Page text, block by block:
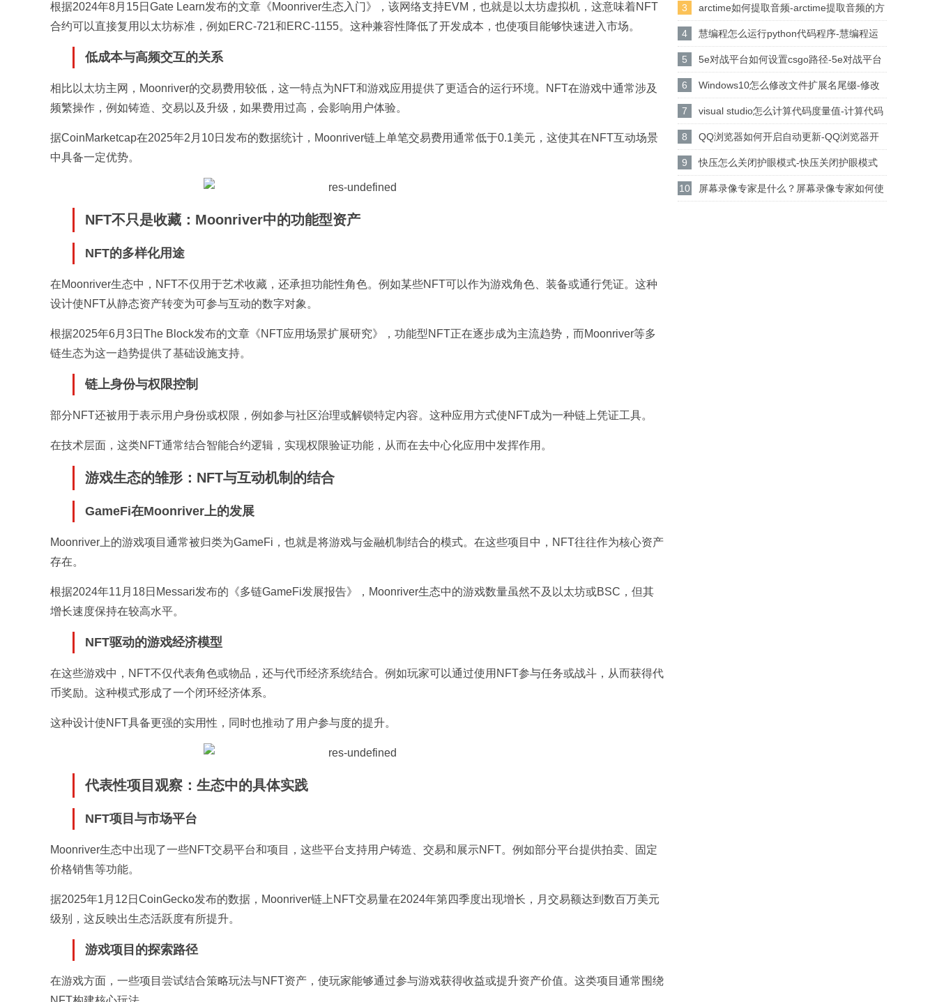
根据2024年8月15日Gate Learn发布的文章《Moonriver生态入门》，该网络支持EVM，也就是以太坊虚拟机，这意味着NFT
合约可以直接复用以太坊标准，例如ERC-721和ERC-1155。这种兼容性降低了开发成本，也使项目能够快速进入市场。
低成本与高频交互的关系
相比以太坊主网，Moonriver的交易费用较低，这一特点为NFT和游戏应用提供了更适合的运行环境。NFT在游戏中通常涉及
频繁操作，例如铸造、交易以及升级，如果费用过高，会影响用户体验。
据CoinMarketcap在2025年2月10日发布的数据统计，Moonriver链上单笔交易费用通常低于0.1美元，这使其在NFT互动场景
中具备一定优势。
NFT不只是收藏：Moonriver中的功能型资产
NFT的多样化用途
在Moonriver生态中，NFT不仅用于艺术收藏，还承担功能性角色。例如某些NFT可以作为游戏角色、装备或通行凭证。这种
设计使NFT从静态资产转变为可参与互动的数字对象。
根据2025年6月3日The Block发布的文章《NFT应用场景扩展研究》，功能型NFT正在逐步成为主流趋势，而Moonriver等多
链生态为这一趋势提供了基础设施支持。
链上身份与权限控制
部分NFT还被用于表示用户身份或权限，例如参与社区治理或解锁特定内容。这种应用方式使NFT成为一种链上凭证工具。
在技术层面，这类NFT通常结合智能合约逻辑，实现权限验证功能，从而在去中心化应用中发挥作用。
游戏生态的雏形：NFT与互动机制的结合
GameFi在Moonriver上的发展
Moonriver上的游戏项目通常被归类为GameFi，也就是将游戏与金融机制结合的模式。在这些项目中，NFT往往作为核心资产
存在。
根据2024年11月18日Messari发布的《多链GameFi发展报告》，Moonriver生态中的游戏数量虽然不及以太坊或BSC，但其
增长速度保持在较高水平。
NFT驱动的游戏经济模型
在这些游戏中，NFT不仅代表角色或物品，还与代币经济系统结合。例如玩家可以通过使用NFT参与任务或战斗，从而获得代
币奖励。这种模式形成了一个闭环经济体系。
这种设计使NFT具备更强的实用性，同时也推动了用户参与度的提升。
代表性项目观察：生态中的具体实践
NFT项目与市场平台
Moonriver生态中出现了一些NFT交易平台和项目，这些平台支持用户铸造、交易和展示NFT。例如部分平台提供拍卖、固定
价格销售等功能。
据2025年1月12日CoinGecko发布的数据，Moonriver链上NFT交易量在2024年第四季度出现增长，月交易额达到数百万美元
级别，这反映出生态活跃度有所提升。
游戏项目的探索路径
在游戏方面，一些项目尝试结合策略玩法与NFT资产，使玩家能够通过参与游戏获得收益或提升资产价值。这类项目通常围绕
图片的方法
3 arctime如何提取音频-arctime提取音频的方
法介绍
4 慧编程怎么运行python代码程序-慧编程运
行python代码程序的方法
5 5e对战平台如何设置csgo路径-5e对战平台
设置csgo路径的方法
6 Windows10怎么修改文件扩展名尾缀-修改
文件扩展名尾缀方法
7 visual studio怎么计算代码度量值-计算代码
度量值方法
8 QQ浏览器如何开启自动更新-QQ浏览器开
启自动更新的方法
9 快压怎么关闭护眼模式-快压关闭护眼模式
的方法介绍
10 屏幕录像专家是什么？屏幕录像专家如何使